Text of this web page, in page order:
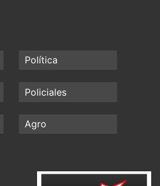
Política
Policiales
Agro